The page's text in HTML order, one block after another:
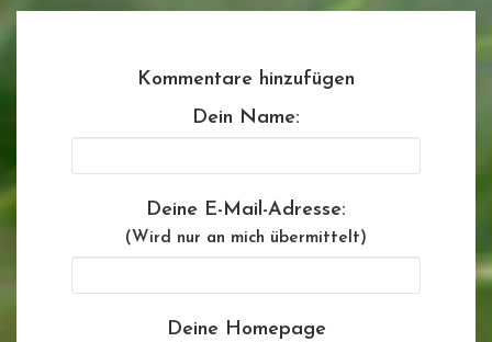
Kommentare hinzufügen
Dein Name:
Deine E-Mail-Adresse:
(Wird nur an mich übermittelt)
Deine Homepage